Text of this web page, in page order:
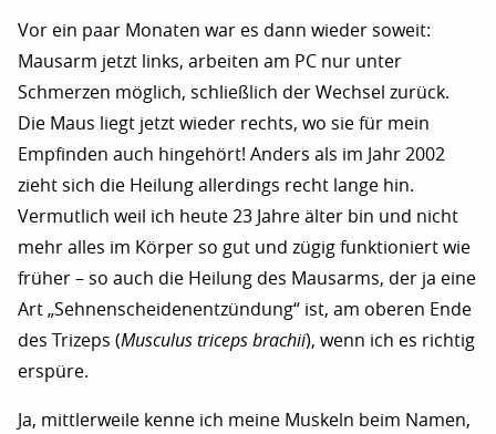
Vor ein paar Monaten war es dann wieder soweit:
Mausarm jetzt links, arbeiten am PC nur unter
Schmerzen möglich, schließlich der Wechsel zurück.
Die Maus liegt jetzt wieder rechts, wo sie für mein
Empfinden auch hingehört! Anders als im Jahr 2002
zieht sich die Heilung allerdings recht lange hin.
Vermutlich weil ich heute 23 Jahre älter bin und nicht
mehr alles im Körper so gut und zügig funktioniert wie
früher – so auch die Heilung des Mausarms, der ja eine
Art „Sehnenscheidenentzündung“ ist, am oberen Ende
des Trizeps (Musculus triceps brachii), wenn ich es richtig
erspüre.
Ja, mittlerweile kenne ich meine Muskeln beim Namen,